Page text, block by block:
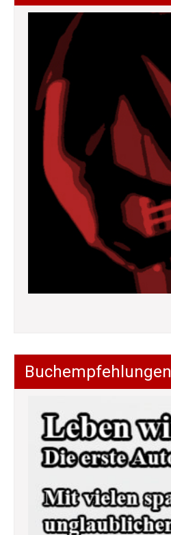
Buchempfehlungen